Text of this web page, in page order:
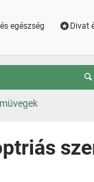
egészség Divat